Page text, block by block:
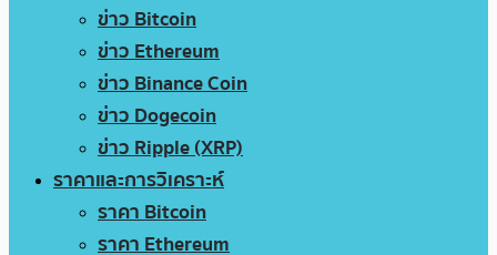
ข่าว Bitcoin
ข่าว Ethereum
ข่าว Binance Coin
ข่าว Dogecoin
ข่าว Ripple (XRP)
ราคาและการวิเคราะห์
ราคา Bitcoin
ราคา Ethereum